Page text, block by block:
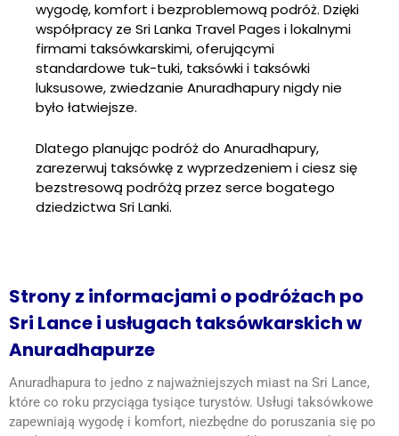
wygodę, komfort i bezproblemową podróż. Dzięki
współpracy ze Sri Lanka Travel Pages i lokalnymi
firmami taksówkarskimi, oferującymi
standardowe tuk-tuki, taksówki i taksówki
luksusowe, zwiedzanie Anuradhapury nigdy nie
było łatwiejsze.
Dlatego planując podróż do Anuradhapury,
zarezerwuj taksówkę z wyprzedzeniem i ciesz się
bezstresową podróżą przez serce bogatego
dziedzictwa Sri Lanki.
Strony z informacjami o podróżach po
Sri Lance i usługach taksówkarskich w
Anuradhapurze
Anuradhapura to jedno z najważniejszych miast na Sri Lance,
które co roku przyciąga tysiące turystów. Usługi taksówkowe
zapewniają wygodę i komfort, niezbędne do poruszania się po